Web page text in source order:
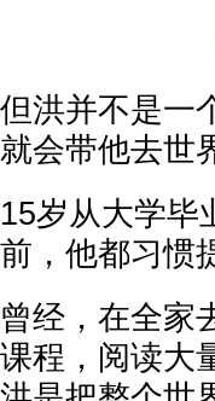
但洪并不是一
就会带他去世
15岁从大学毕
前，他都习惯
曾经，在全家
课程，阅读大